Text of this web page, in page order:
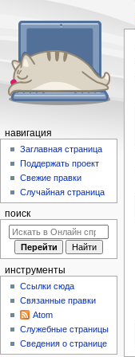
навигация
Заглавная страница
Поддержать проект
Свежие правки
Случайная страница
поиск
инструменты
Ссылки сюда
Связанные правки
Atom
Служебные страницы
Сведения о странице